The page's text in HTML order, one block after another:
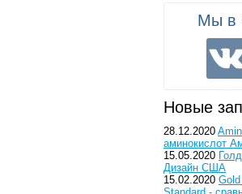
Мы в
Новые
28.12.2020
аминокислот
15.05.2020
Дизайн США
15.02.2020